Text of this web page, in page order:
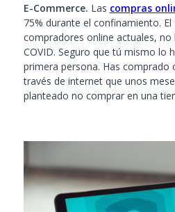
E-Commerce. Las compras
75% durante el confinamiento. El
compradores online actuales, no
COVID. Seguro que tú mismo lo
primera persona. Has comprado
través de internet que unos
planteado no comprar en una